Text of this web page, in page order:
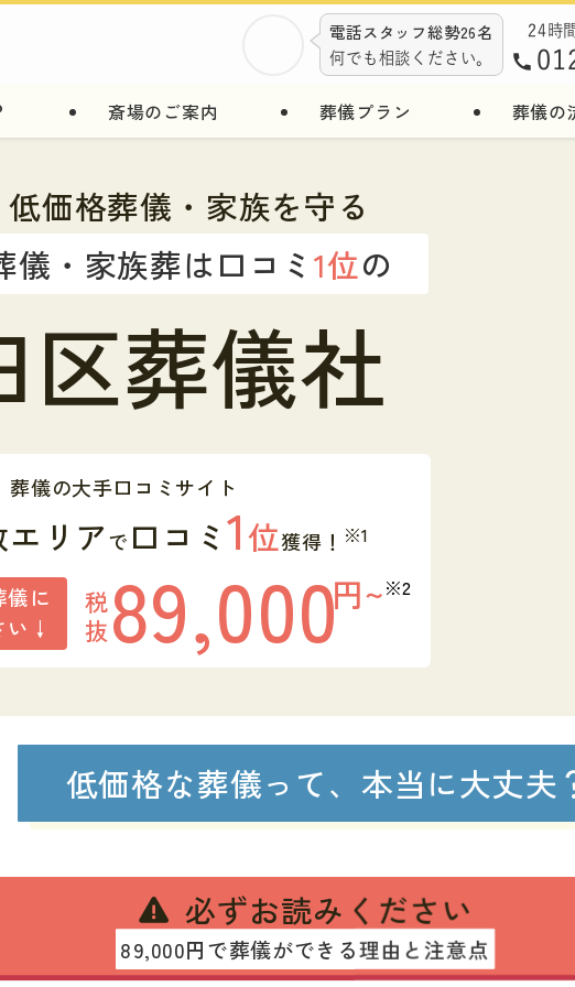
斎場のご案内 葬儀プラン 葬儀の
電話スタッフ総勢26名
何でも相談ください。
24時
低価格葬儀・家族を守る
儀・家族葬は口コミ1位の
区葬儀社
葬儀の大手口コミサイト
リアで 口コミ1位獲得！ ※1
に
い↓
税
抜89,000円~※2
低価格な葬儀って、本当に大丈夫
必ずお読みください
89,000円で葬儀ができる理由と注意点